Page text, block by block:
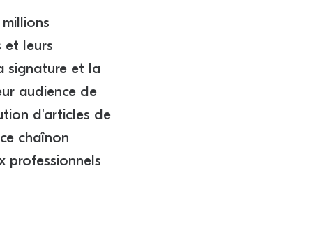
et leurs
signature et la
audience de
d'articles de
chaînon
professionnels